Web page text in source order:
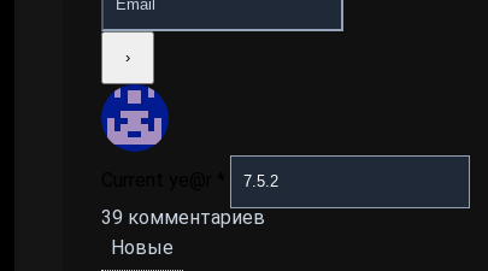
39 комментариев
Новые